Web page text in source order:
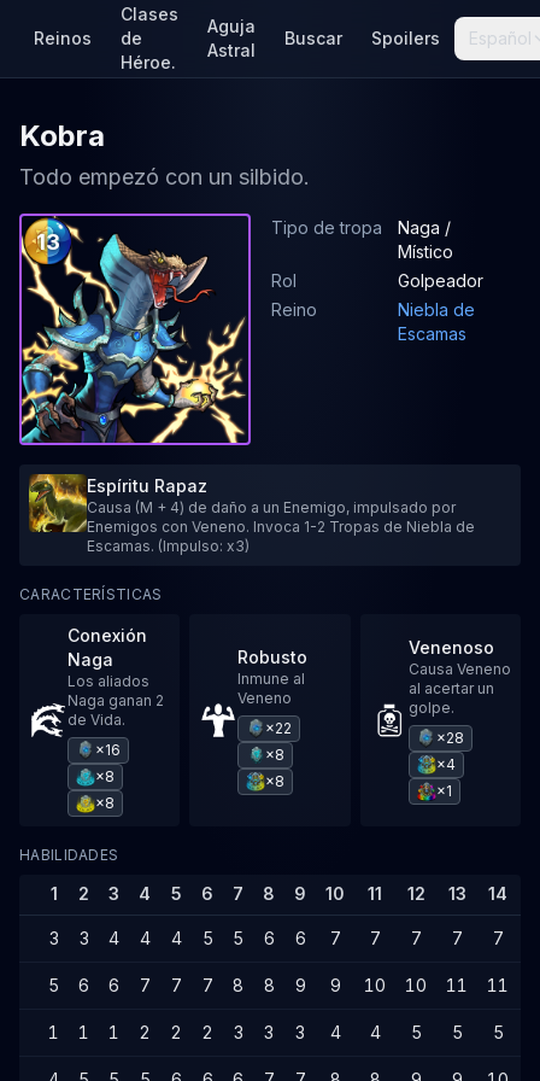
Reinos
Clases
de
Héroe.
Aguja
Astral
Buscar Spoilers Español
Kobra
Todo empezó con un silbido.
13
Tipo de tropa
Naga /
Místico
Rol
Golpeador
Reino
Niebla de
Escamas
Espíritu Rapaz
Causa (M + 4) de daño a un Enemigo, impulsado por
Enemigos con Veneno. Invoca 1-2 Tropas de Niebla de
Escamas. (Impulso: x3)
CARACTERÍSTICAS
Conexión
Naga
Los aliados
Naga ganan 2
de Vida.
×16
×8
×8
Robusto
Inmune al
Veneno
×22
×8
×8
Venenoso
Causa Veneno
al acertar un
golpe.
×28
×4
×1
HABILIDADES
1 2 3 4 5 6 7 8 9 10 11 12 13 14
3 3 4 4 4 5 5 6 6 7 7 7 7 7
5 6 6 7 7 7 8 8 9 9 10 10 11 11
1 1 1 2 2 2 3 3 3 4 4 5 5 5